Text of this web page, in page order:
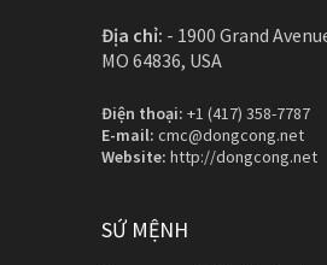
Địa chỉ: - 1900 Grand
MO 64836, USA
Điện thoại: +1 (417) 358-7787
E-mail: cmc@dongcong.net
Website: http://dongcong.net
SỨ MỆNH